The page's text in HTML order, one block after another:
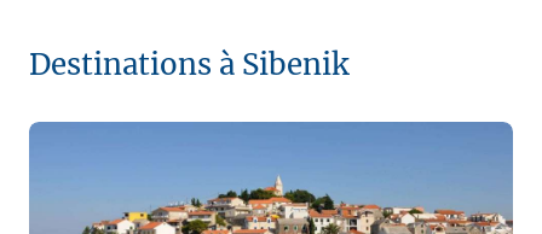
Destinations à Sibenik